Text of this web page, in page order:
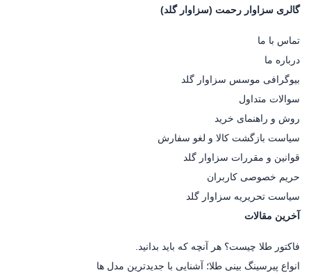
گالری سزاوار رحمت (سزاوار گلد)
تماس با ما
درباره ما
بیوگرافی موسس سزاوار گلد
سوالات متداول
روش و راهنمای خرید
سیاست بازگشت کالا و لغو سفارش
قوانین و مقررات سزاوار گلد
حریم خصوصی کاربران
سیاست تحریریه سزاوار گلد
آخرین مقالات
فاکتور طلا چیست؟ هر آنچه که باید بدانید.
انواع پیرسینگ بینی طلا؛ آشنایی با جدیدترین مدل ها